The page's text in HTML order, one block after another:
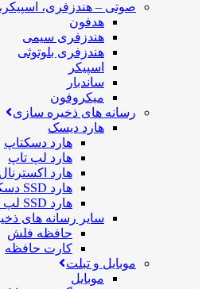
صوتی – هندزفری،
هدفون
هندزفری سیمی
هندزفری بلوتوثی
اسپیکر
ساندبار
میکروفون
رسانه های ذخیره سازی
هارد دیسک
هارد دسکتاپ
هارد لپ تاپ
هارد اکسترنال
هارد SSD دسکتاپ
هارد SSD لپ تاپ
سایر رسانه های
حافظه فلش
کارت حافظه
موبایل و تبلت
موبایل